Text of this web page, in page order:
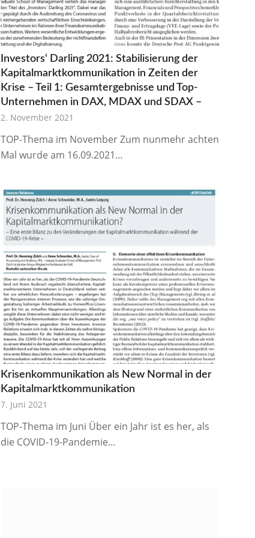
Investors‘ Darling 2021: Stabilisierung der
Kapitalmarktkommunikation in Zeiten der
Krise – Teil 1: Gesamtergebnisse und Top-
Unternehmen in DAX, MDAX und SDAX –
2. November 2021
TOP-Thema im November Zum nunmehr achten
Mal wurde am 16.09.2021…
Krisenkommunikation als New Normal in der
Kapitalmarktkommunikation
7. Juni 2021
TOP-Thema im Juni Über ein Jahr ist es her, als
die COVID-19-Pandemie…